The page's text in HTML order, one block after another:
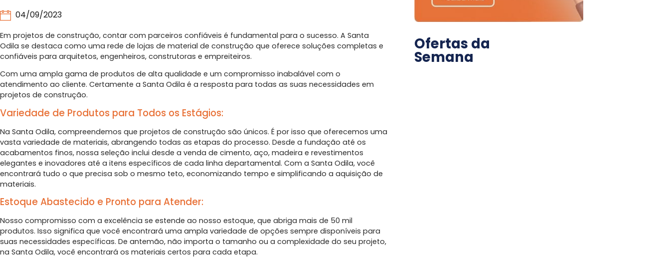
04/09/2023
Em projetos de construção, contar com parceiros confiáveis é fundamental para o sucesso. A Santa
Odila se destaca como uma rede de lojas de material de construção que oferece soluções completas e
confiáveis para arquitetos, engenheiros, construtoras e empreiteiros.
Com uma ampla gama de produtos de alta qualidade e um compromisso inabalável com o
atendimento ao cliente. Certamente a Santa Odila é a resposta para todas as suas necessidades em
projetos de construção.
Variedade de Produtos para Todos os Estágios:
Na Santa Odila, compreendemos que projetos de construção são únicos. É por isso que oferecemos uma
vasta variedade de materiais, abrangendo todas as etapas do processo. Desde a fundação até os
acabamentos finos, nossa seleção inclui desde a venda de cimento, aço, madeira e revestimentos
elegantes e inovadores até a itens específicos de cada linha departamental. Com a Santa Odila, você
encontrará tudo o que precisa sob o mesmo teto, economizando tempo e simplificando a aquisição de
materiais.
Estoque Abastecido e Pronto para Atender:
Nosso compromisso com a excelência se estende ao nosso estoque, que abriga mais de 50 mil
produtos. Isso significa que você encontrará uma ampla variedade de opções sempre disponíveis para
suas necessidades específicas. De antemão, não importa o tamanho ou a complexidade do seu projeto,
na Santa Odila, você encontrará os materiais certos para cada etapa.
Ofertas da
Semana